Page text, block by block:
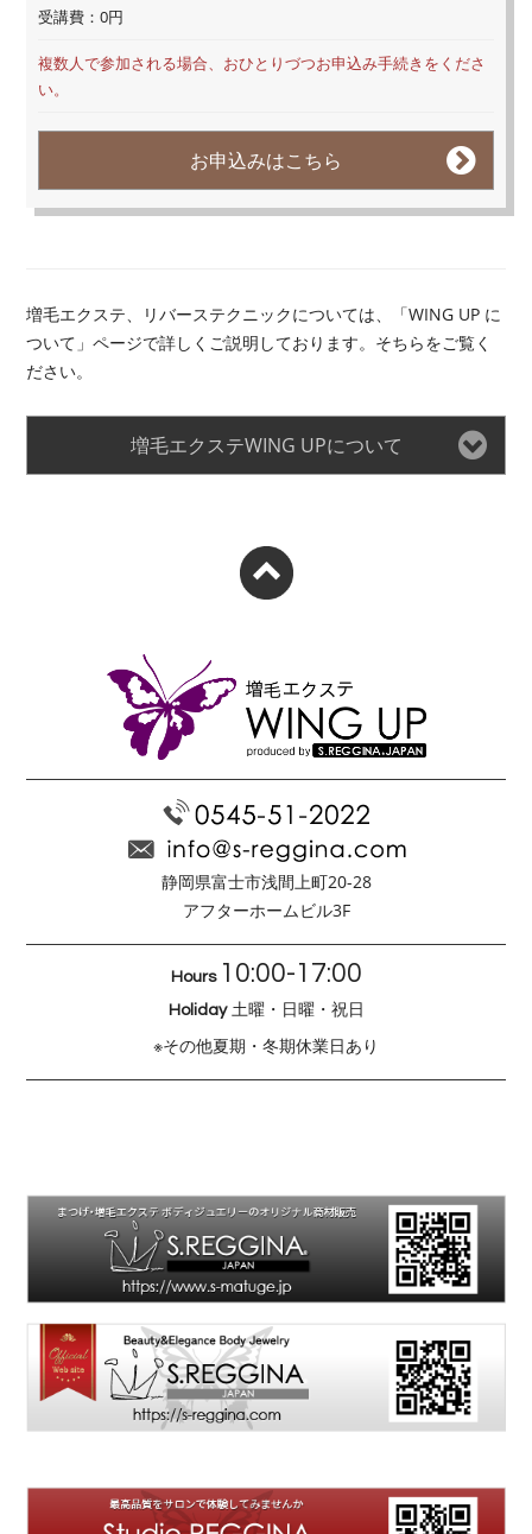
受講費：0円
複数人で参加される場合、おひとりづつお申込み手続きをくださ
い。
お申込みはこちら
増毛エクステ、リバーステクニックについては、「WING UP に
ついて」ページで詳しくご説明しております。そちらをご覧く
ださい。
増毛エクステWING UPについて
静岡県富士市浅間上町20-28
アフターホームビル3F
Hours 10:00-17:00
Holiday 土曜・日曜・祝日
※その他夏期・冬期休業日あり